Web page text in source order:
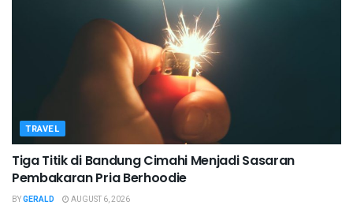
TRAVEL
Tiga Titik di Bandung Cimahi Menjadi Sasaran
Pembakaran Pria Berhoodie
BYGERALD AUGUST 6, 2026